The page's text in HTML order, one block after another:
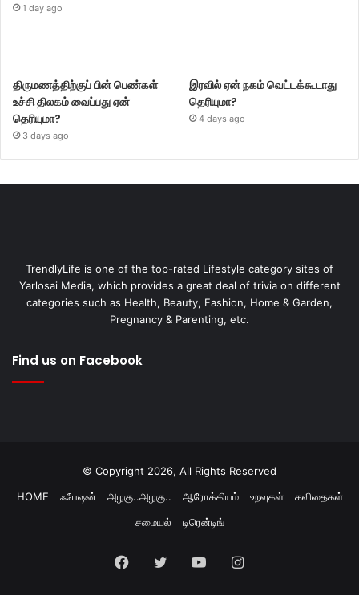
1 day ago
திருமணத்திற்குப் பின் பெண்கள்
உச்சி திலகம் வைப்பது ஏன்
தெரியுமா?
3 days ago
இரவில் ஏன் நகம் வெட்டக்கூடாது
தெரியுமா?
4 days ago
TrendlyLife is one of the top-rated Lifestyle category sites of
Yarlosai Media, which provides a great deal of trivia on different
categories such as Health, Beauty, Fashion, Home & Garden,
Pregnancy & Parenting, etc.
Find us on Facebook
© Copyright 2026, All Rights Reserved
HOME
ஃபேஷன் அழகு..அழகு.. ஆரோக்கியம் உறவுகள்
கவிதைகள்
சமையல்
டிரென்டிங்
Facebook
TwitterYouTubeInstagram